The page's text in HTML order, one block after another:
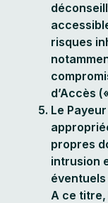
risques
d’Accès
Le
propres
intrusion
A ce titre,